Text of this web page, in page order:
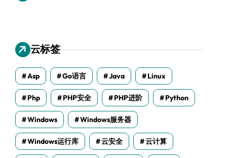
云标签
Asp Go语言 Java Linux
Php PHP安全 PHP进阶 Python
Windows Windows服务器
Windows运行库 云安全 云计算